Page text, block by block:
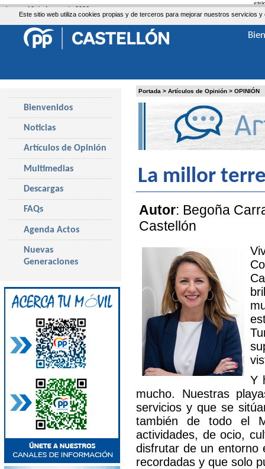
Este sitio web utiliza cookies propias y de terceros para mejorar nuestros servicios
Portada > Artículos de Opinión > OPINIÓN
La millor
Autor: Begoña
Castellón
Y
mucho. Nuestras
servicios y que se
también de todo el
actividades, de ocio,
disfrutar de un entorno
recordadas y que solo
Bienvenidos
Noticias
Artículos de Opinión
Multimedias
Descargas
FAQs
Agenda Actos
Nuevas
Generaciones
Lunes, 10 de Agosto de 2026